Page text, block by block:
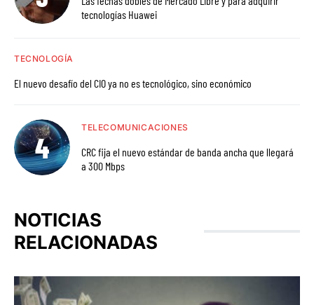
tecnologías Huawei
TECNOLOGÍA
El nuevo desafío del CIO ya no es tecnológico, sino económico
TELECOMUNICACIONES
CRC fija el nuevo estándar de banda ancha que llegará
a 300 Mbps
NOTICIAS
RELACIONADAS